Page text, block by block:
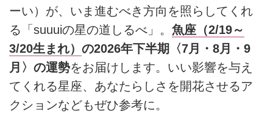
ーい）が、いま進むべき方向を照らしてくれ
る「suuuiの星の道しるべ」。 魚座（2/19～
3/20生まれ） の2026年下半期〈7月・8月・9
月〉の運勢をお届けします。いい影響を与え
てくれる星座、あなたらしさを開花させるア
クションなどもぜひ参考に。